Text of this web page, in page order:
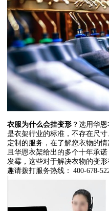
衣服为什么会挂变形 ？选用华
是衣架行业的标准，不存在尺
定制的服务，在了解您衣物的
且华恩衣架给出的多个十年承
发霉，这些对于解决衣物的变
趣请拨打服务热线： 400-678-